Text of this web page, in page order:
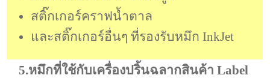
สติ๊กเกอร์คราฟน้ำตาล
และสติ๊กเกอร์อื่นๆ ที่รองรับหมึก InkJet
5.หมึกที่ใช้กับเครื่องปริ้นฉลากสินค้า Label